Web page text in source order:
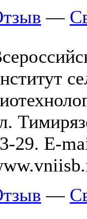
—
29. E-
—